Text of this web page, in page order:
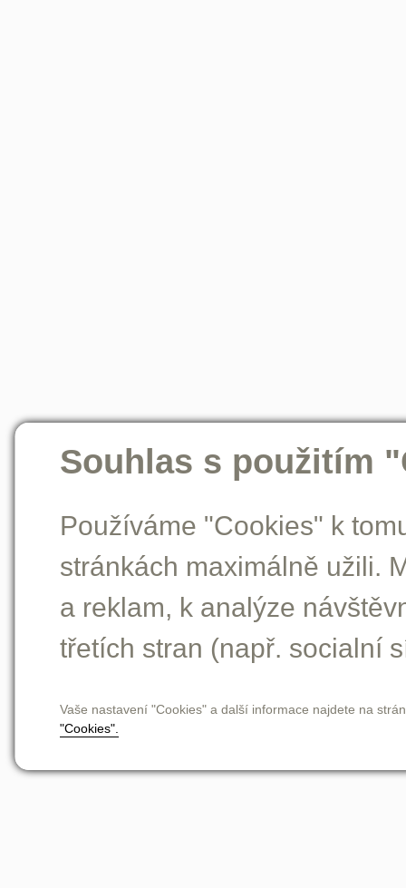
Souhlas s použitím
Používáme "Cookies" k
stránkách maximálně užili.
a reklam, k analýze
třetích stran (např. socialní
Vaše nastavení "Cookies" a další informace najdete na
"Cookies".